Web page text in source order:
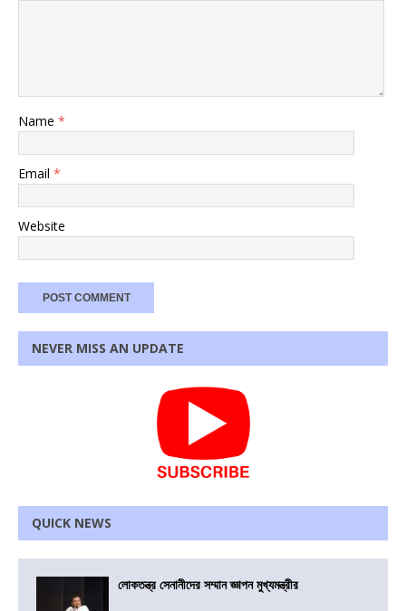
Name *
Email *
Website
NEVER MISS AN UPDATE
QUICK NEWS
লোকতন্ত্র সেনানীদের সম্মান জ্ঞাপন মুখ্যমন্ত্রীর